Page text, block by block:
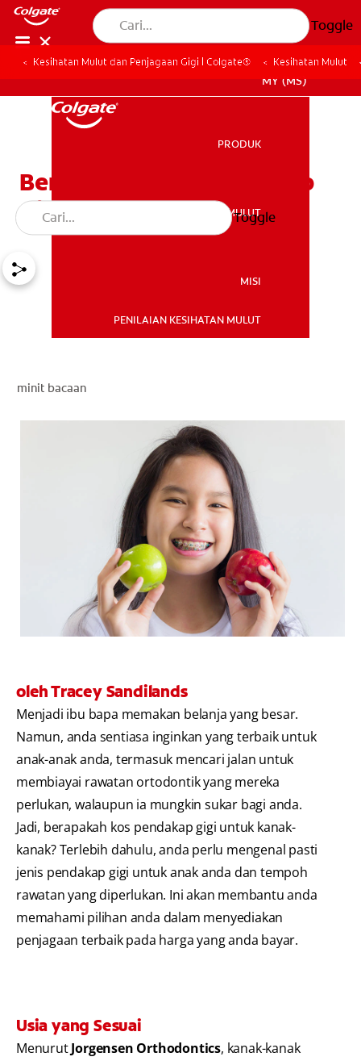
Toggle
MY (MS)
PRODUK
KESIHATAN MULUT
MISI
PENILAIAN KESIHATAN MULUT
Toggle
Kesihatan Mulut dan Penjagaan Gigi | Colgate® Kesihatan Mulut
Berapakah Kos Pendakap
Gigi Untuk Kanak-kanak?
minit bacaan
oleh Tracey Sandilands
Menjadi ibu bapa memakan belanja yang besar.
Namun, anda sentiasa inginkan yang terbaik untuk
anak-anak anda, termasuk mencari jalan untuk
membiayai rawatan ortodontik yang mereka
perlukan, walaupun ia mungkin sukar bagi anda.
Jadi, berapakah kos pendakap gigi untuk kanak-
kanak? Terlebih dahulu, anda perlu mengenal pasti
jenis pendakap gigi untuk anak anda dan tempoh
rawatan yang diperlukan. Ini akan membantu anda
memahami pilihan anda dalam menyediakan
penjagaan terbaik pada harga yang anda bayar.
Usia yang Sesuai
MenurutJorgensen Orthodontics, kanak-kanak